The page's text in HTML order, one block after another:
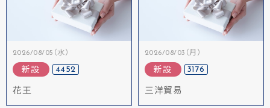
2026/08/05（水）
新設 4452
花王
2026/08/03（月）
新設 3176
三洋貿易